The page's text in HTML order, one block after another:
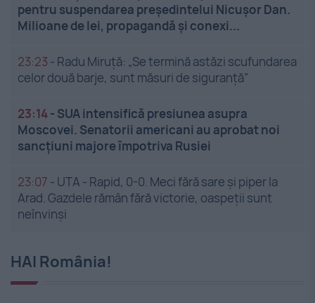
pentru suspendarea președintelui Nicușor Dan.
Milioane de lei, propagandă și conexi...
23:23 - Radu Miruță: „Se termină astăzi scufundarea
celor două barje, sunt măsuri de siguranţă”
23:14- SUA intensifică presiunea asupra
Moscovei. Senatorii americani au aprobat noi
sancțiuni majore împotriva Rusiei
23:07 - UTA - Rapid, 0-0. Meci fără sare și piper la
Arad. Gazdele rămân fără victorie, oaspeții sunt
neînvinși
HAI România!